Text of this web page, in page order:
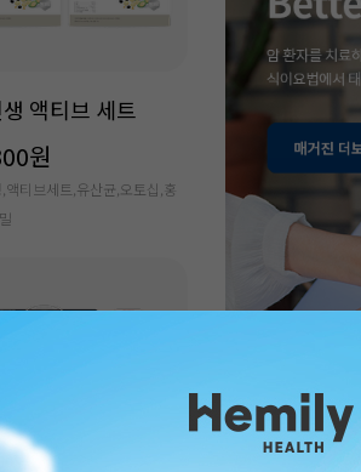
액티브 세트
원
액티브세트,유산균,오토십,홍